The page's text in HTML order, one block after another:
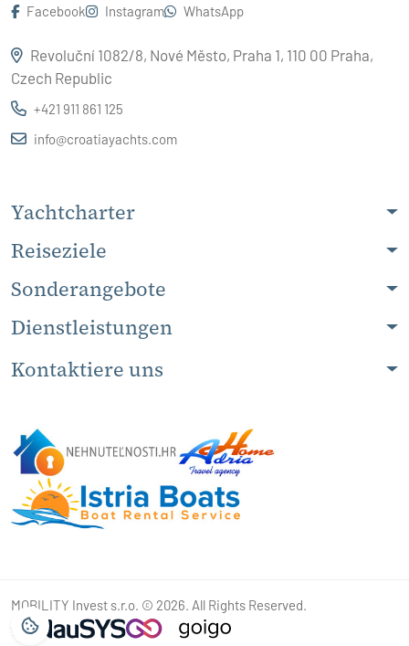
Facebook Instagram WhatsApp
Revoluční 1082/8, Nové Město, Praha 1, 110 00 Praha,
Czech Republic
+421 911 861 125
info@croatiayachts.com
Yachtcharter
Reiseziele
Sonderangebote
Dienstleistungen
Kontaktiere uns
MOBILITY Invest s.r.o. © 2026. All Rights Reserved.